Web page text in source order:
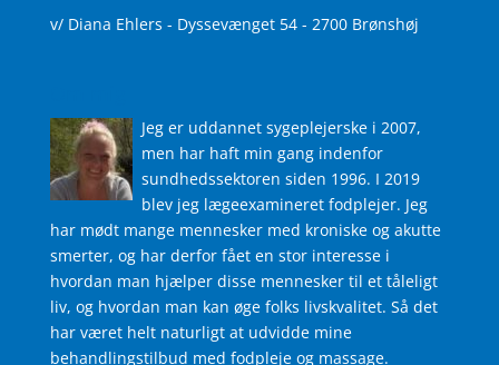
v/ Diana Ehlers - Dyssevænget 54 - 2700 Brønshøj
Jeg er uddannet sygeplejerske i 2007,
men har haft min gang indenfor
sundhedssektoren siden 1996. I 2019
blev jeg lægeexamineret fodplejer. Jeg
har mødt mange mennesker med kroniske og akutte
smerter, og har derfor fået en stor interesse i
hvordan man hjælper disse mennesker til et tåleligt
liv, og hvordan man kan øge folks livskvalitet. Så det
har været helt naturligt at udvidde mine
behandlingstilbud med fodpleje og massage.